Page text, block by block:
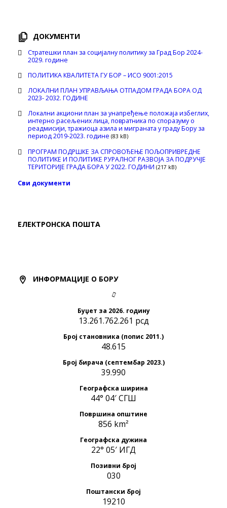
ДОКУМЕНТИ
Стратешки план за социјалну политику за Град Бор 2024-
2029. године
ПОЛИТИКА КВАЛИТЕТА ГУ БОР – ИСО 9001:2015
ЛОКАЛНИ ПЛАН УПРАВЉАЊА ОТПАДОМ ГРАДА БОРА ОД
2023- 2032. ГОДИНЕ
Локални акциони план за унапређење положаја избеглих,
интерно расељених лица, повратника по споразуму о
реадмисији, тражиоца азила и миграната у граду Бору за
период 2019-2023. године (83 kB)
ПРОГРАМ ПОДРШКЕ ЗА СПРОВОЂЕЊЕ ПОЉОПРИВРЕДНЕ
ПОЛИТИКЕ И ПОЛИТИКЕ РУРАЛНОГ РАЗВОЈА ЗА ПОДРУЧЈЕ
ТЕРИТОРИЈЕ ГРАДА БОРА У 2022. ГОДИНИ (217 kB)
Сви документи
ЕЛЕКТРОНСКА ПОШТА
ИНФОРМАЦИЈЕ О БОРУ
Буџет за 2026. годину
13.261.762.261 рсд
Број становника (попис 2011.)
48.615
Број бирача (септембар 2023.)
39.990
Географска ширина
44° 04′ СГШ
Површина општине
856 km²
Географска дужина
22° 05′ ИГД
Позивни број
030
Поштански број
19210